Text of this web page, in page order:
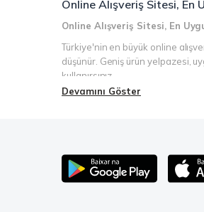
Online Alışveriş Sitesi, En
Online Alışveriş Sitesi, En
Türkiye'nin en büyük online
düşünür. Geniş ürün yelpazesi,
kullanırsınız.
Şimdi Sonsepet'i keşfedin ve
birbirinden lezzetli seçenekler
kreması ile kahve keyfinize
keyfinizi doyasıya yaşayın!
Devamını Göster